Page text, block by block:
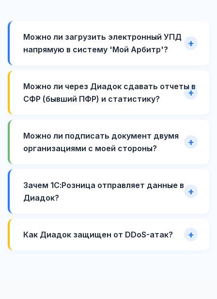
Можно ли загрузить электронный УПД
напрямую в систему 'Мой Арбитр'?
Можно ли через Диадок сдавать отчеты в
СФР (бывший ПФР) и статистику?
Можно ли подписать документ двумя
организациями с моей стороны?
Зачем 1С:Розница отправляет данные в
Диадок?
Как Диадок защищен от DDoS-атак?